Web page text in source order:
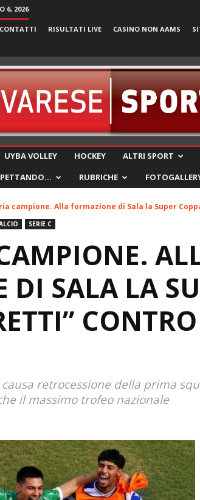
6, 2026
CONTATTI RISULTATI LIVE CASINO NON AAMS
UYBA VOLLEY HOCKEY ALTRI SPORT
RUBRICHE
campione. Alla formazione di Sala la Super
SERIE C
DI SALA LA
retrocessione della prima
il massimo trofeo nazionale